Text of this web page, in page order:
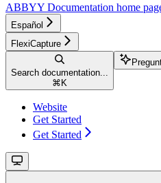
ABBYY Documentation home
Español
FlexiCapture
Search documentation...
⌘ K
Website
Get Started
Get Started